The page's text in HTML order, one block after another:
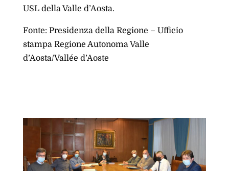
USL della Valle d’Aosta.
Fonte: Presidenza della Regione – Ufficio
stampa Regione Autonoma Valle
d’Aosta/Vallée d’Aoste